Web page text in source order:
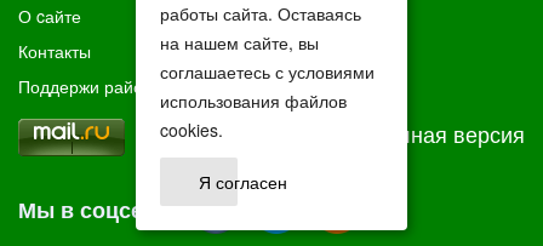
О cайте
Контакты
Поддержи район
Полная версия
Мы в соцсетях
работы сайта. Оставаясь
на нашем сайте, вы
соглашаетесь с условиями
использования файлов
cookies.
Я согласен